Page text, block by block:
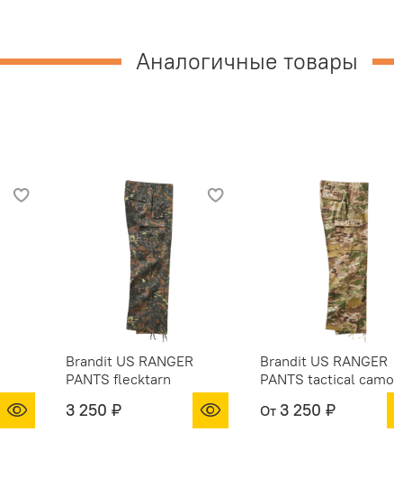
Аналогичные товары
Brandit US RANGER
PANTS flecktarn
3 250 ₽
Brandit US RANGER
PANTS tactical camo
От 3 250 ₽